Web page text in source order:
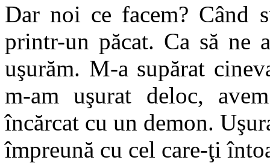
Dar noi ce facem? Când
printr-un păcat. Ca să ne
uşurăm. M-a supărat
m-am uşurat deloc,
încărcat cu un demon.
împreună cu cel care-ţi